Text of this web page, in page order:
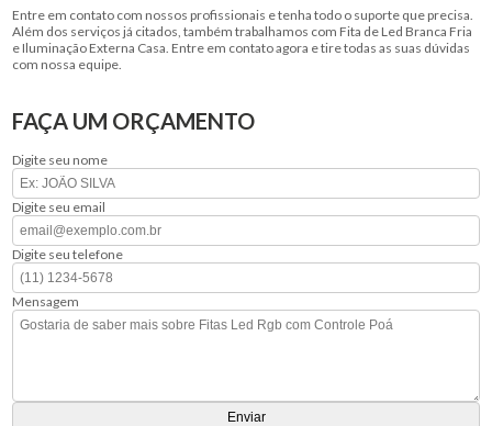
Entre em contato com nossos profissionais e tenha todo o suporte que precisa.
Além dos serviços já citados, também trabalhamos com Fita de Led Branca Fria
e Iluminação Externa Casa. Entre em contato agora e tire todas as suas dúvidas
com nossa equipe.
FAÇA UM ORÇAMENTO
Digite seu nome
Digite seu email
Digite seu telefone
Mensagem